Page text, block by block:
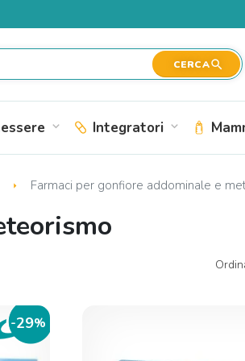
CERCAsearch
expand_more Integratori expand_more
Farmaci per gonfiore addominale e
-29%